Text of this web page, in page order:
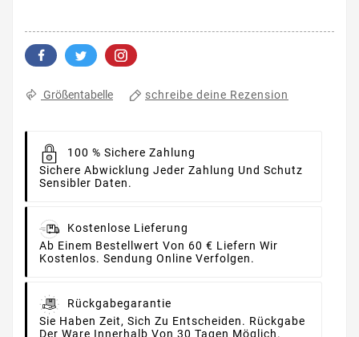
Größentabelle schreibe deine Rezension
100 % Sichere Zahlung
Sichere Abwicklung Jeder Zahlung Und Schutz
Sensibler Daten.
Kostenlose Lieferung
Ab Einem Bestellwert Von 60 € Liefern Wir
Kostenlos. Sendung Online Verfolgen.
Rückgabegarantie
Sie Haben Zeit, Sich Zu Entscheiden. Rückgabe
Der Ware Innerhalb Von 30 Tagen Möglich.